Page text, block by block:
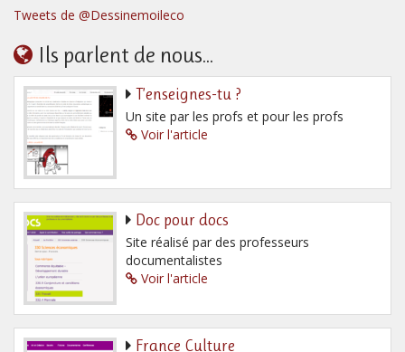
Tweets de @Dessinemoileco
Ils parlent de nous...
T’enseignes-tu ?
Un site par les profs et pour les profs
Voir l'article
Doc pour docs
Site réalisé par des professeurs
documentalistes
Voir l'article
France Culture